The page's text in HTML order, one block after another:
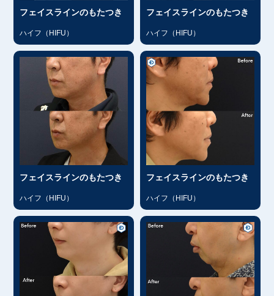
フェイスラインのもたつき
ハイフ（HIFU）
フェイスラインのもたつき
ハイフ（HIFU）
フェイスラインのもたつき
ハイフ（HIFU）
フェイスラインのもたつき
ハイフ（HIFU）